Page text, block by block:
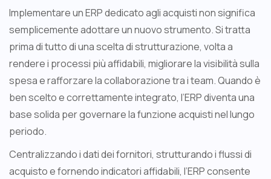
Implementare un ERP dedicato agli acquisti non significa
semplicemente adottare un nuovo strumento. Si tratta
prima di tutto di una scelta di strutturazione, volta a
rendere i processi più affidabili, migliorare la visibilità sulla
spesa e rafforzare la collaborazione tra i team. Quando è
ben scelto e correttamente integrato, l’ERP diventa una
base solida per governare la funzione acquisti nel lungo
periodo.
Centralizzando i dati dei fornitori, strutturando i flussi di
acquisto e fornendo indicatori affidabili, l’ERP consente